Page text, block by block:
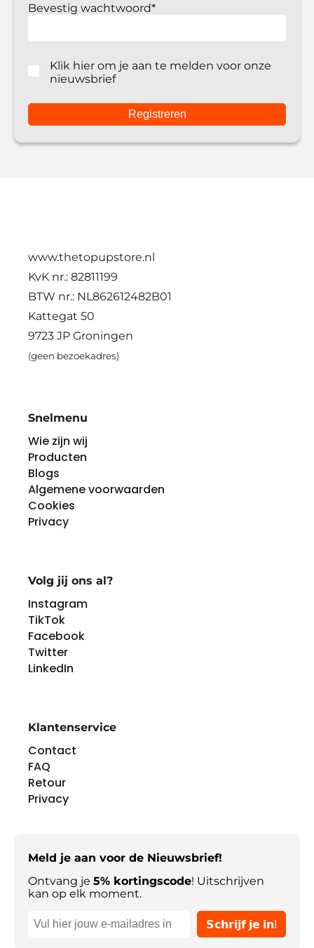
Bevestig wachtwoord*
Klik hier om je aan te melden voor onze
nieuwsbrief
www.thetopupstore.nl
KvK nr.: 82811199
BTW nr.: NL862612482B01
Kattegat 50
9723 JP Groningen
(geen bezoekadres)
Snelmenu
Wie zijn wij
Producten
Blogs
Algemene voorwaarden
Cookies
Privacy
Volg jij ons al?
Instagram
TikTok
Facebook
Twitter
LinkedIn
Klantenservice
Contact
FAQ
Retour
Privacy
Meld je aan voor de Nieuwsbrief!
Ontvang je 5% kortingscode! Uitschrijven
kan op elk moment.